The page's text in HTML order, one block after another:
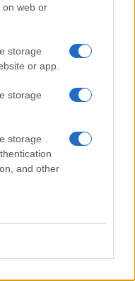
on web or
storage
or app.
storage
storage
and other
la economía global